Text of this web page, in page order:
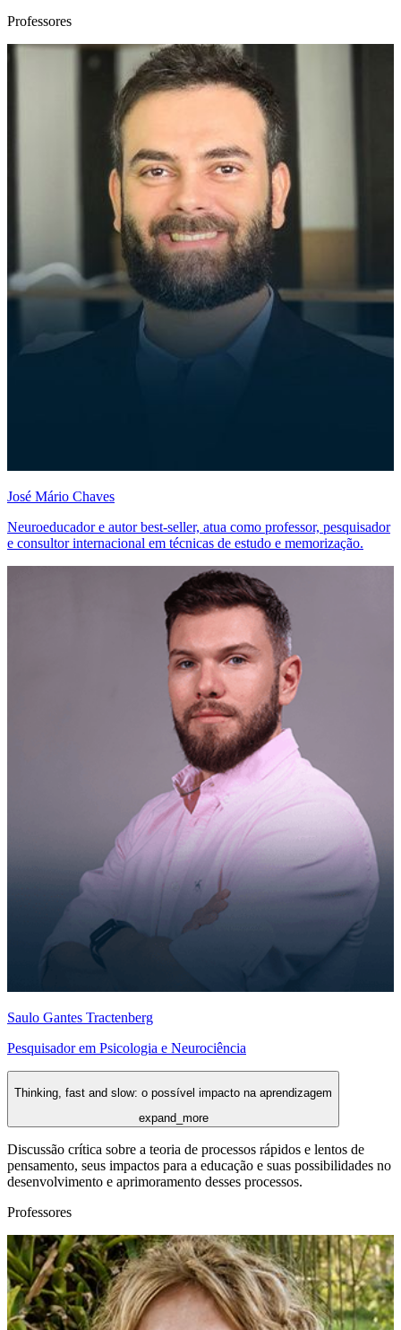
Professores
José Mário Chaves
Neuroeducador e autor best-seller, atua como professor, pesquisador
e consultor internacional em técnicas de estudo e memorização.
Saulo Gantes Tractenberg
Pesquisador em Psicologia e Neurociência
Thinking, fast and slow: o possível impacto na aprendizagem
expand_more
Discussão crítica sobre a teoria de processos rápidos e lentos de
pensamento, seus impactos para a educação e suas possibilidades no
desenvolvimento e aprimoramento desses processos.
Professores